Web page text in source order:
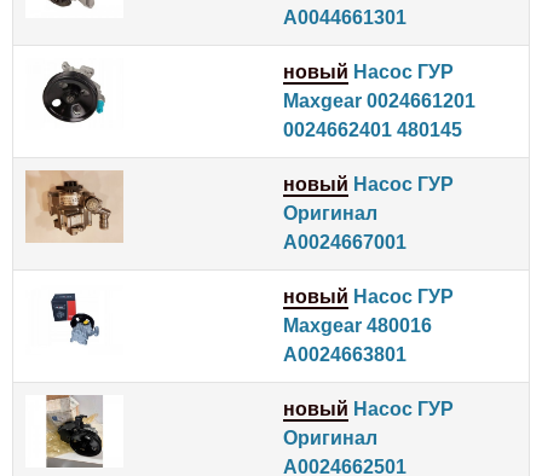
A0044661301
новый Насос ГУР
Maxgear 0024661201
0024662401 480145
новый Насос ГУР
Оригинал
A0024667001
новый Насос ГУР
Maxgear 480016
A0024663801
новый Насос ГУР
Оригинал
A0024662501